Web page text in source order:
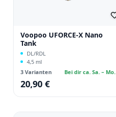
Voopoo UFORCE-X Nano
Tank
DL/RDL
4,5 ml
3 Varianten
Bei dir ca. Sa. – Mo.
Regulärer Preis:
20,90 €